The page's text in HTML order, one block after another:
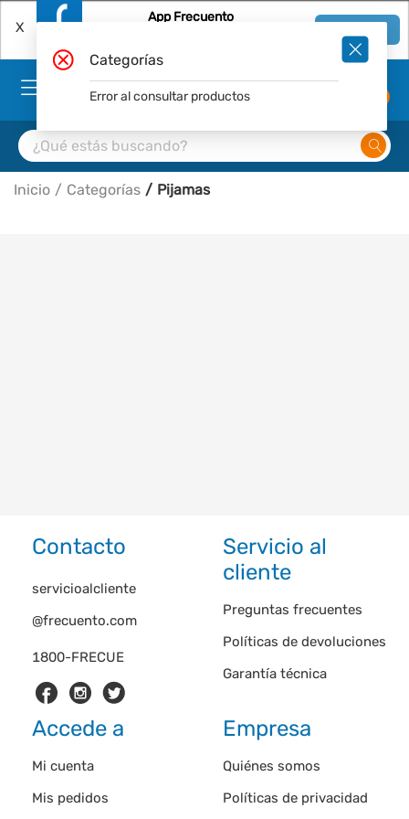
X
App Frecuento
Inicio Categorías Pijamas
Contacto
1800-FRECUE
servicioalcliente
@frecuento.com
Servicio al
cliente
Preguntas frecuentes
Políticas de devoluciones
Garantía técnica
Accede a
Mi cuenta
Mis pedidos
Empresa
Quiénes somos
Políticas de privacidad
Categorías
Error al consultar productos